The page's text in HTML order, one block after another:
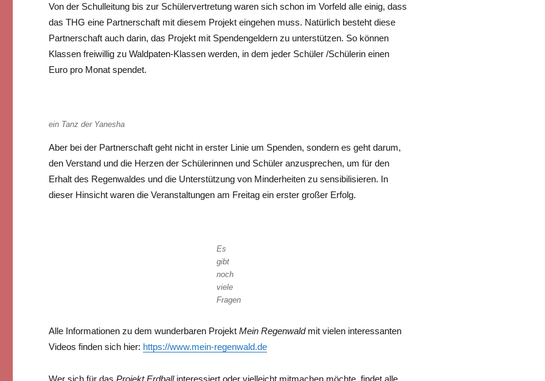
Von der Schulleitung bis zur Schülervertretung waren sich schon im Vorfeld alle einig, dass
das THG eine Partnerschaft mit diesem Projekt eingehen muss. Natürlich besteht diese
Partnerschaft auch darin, das Projekt mit Spendengeldern zu unterstützen. So können
Klassen freiwillig zu Waldpaten-Klassen werden, in dem jeder Schüler /Schülerin einen
Euro pro Monat spendet.
ein Tanz der Yanesha
Aber bei der Partnerschaft geht nicht in erster Linie um Spenden, sondern es geht darum,
den Verstand und die Herzen der Schülerinnen und Schüler anzusprechen, um für den
Erhalt des Regenwaldes und die Unterstützung von Minderheiten zu sensibilisieren. In
dieser Hinsicht waren die Veranstaltungen am Freitag ein erster großer Erfolg.
Es
gibt
noch
viele
Fragen
Alle Informationen zu dem wunderbaren ProjektMein Regenwaldmit vielen interessanten
Videos finden sich hier: https://www.mein-regenwald.de
Wer sich für das Projekt Erdballinteressiert oder vielleicht mitmachen möchte, findet alle